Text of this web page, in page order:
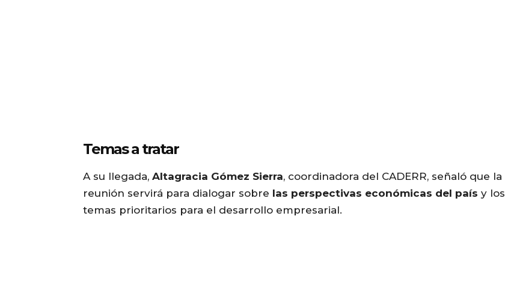
Temas a tratar
A su llegada, Altagracia Gómez Sierra, coordinadora del CADERR, señaló que la
reunión servirá para dialogar sobre las perspectivas económicas del país y los
temas prioritarios para el desarrollo empresarial.